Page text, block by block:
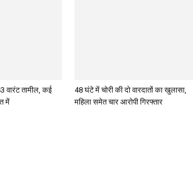
वारंट तामील, कई
में
48 घंटे में चोरी की दो वारदातों का खुलासा,
महिला समेत चार आरोपी गिरफ्तार